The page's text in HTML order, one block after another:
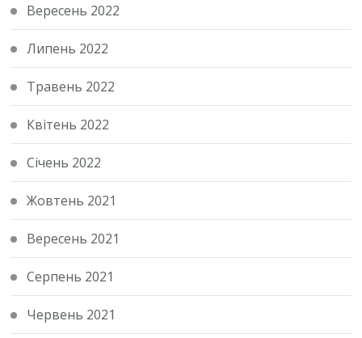
Вересень 2022
Липень 2022
Травень 2022
Квітень 2022
Січень 2022
Жовтень 2021
Вересень 2021
Серпень 2021
Червень 2021